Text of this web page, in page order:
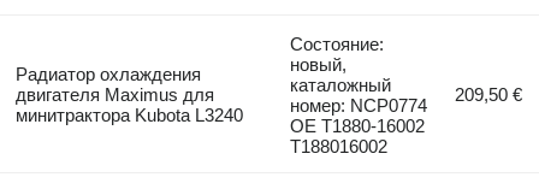
Радиатор охлаждения
двигателя Maximus для
минитрактора Kubota L3240
Состояние:
новый,
каталожный
номер: NCP0774
OE T1880-16002
T188016002
209,50 €